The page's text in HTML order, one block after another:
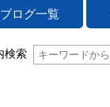
ブログ一覧
検索